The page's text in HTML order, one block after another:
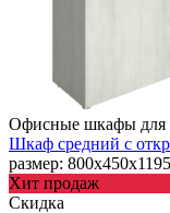
Офисные шкафы для
Шкаф средний с
размер:
Хит продаж
Скидка